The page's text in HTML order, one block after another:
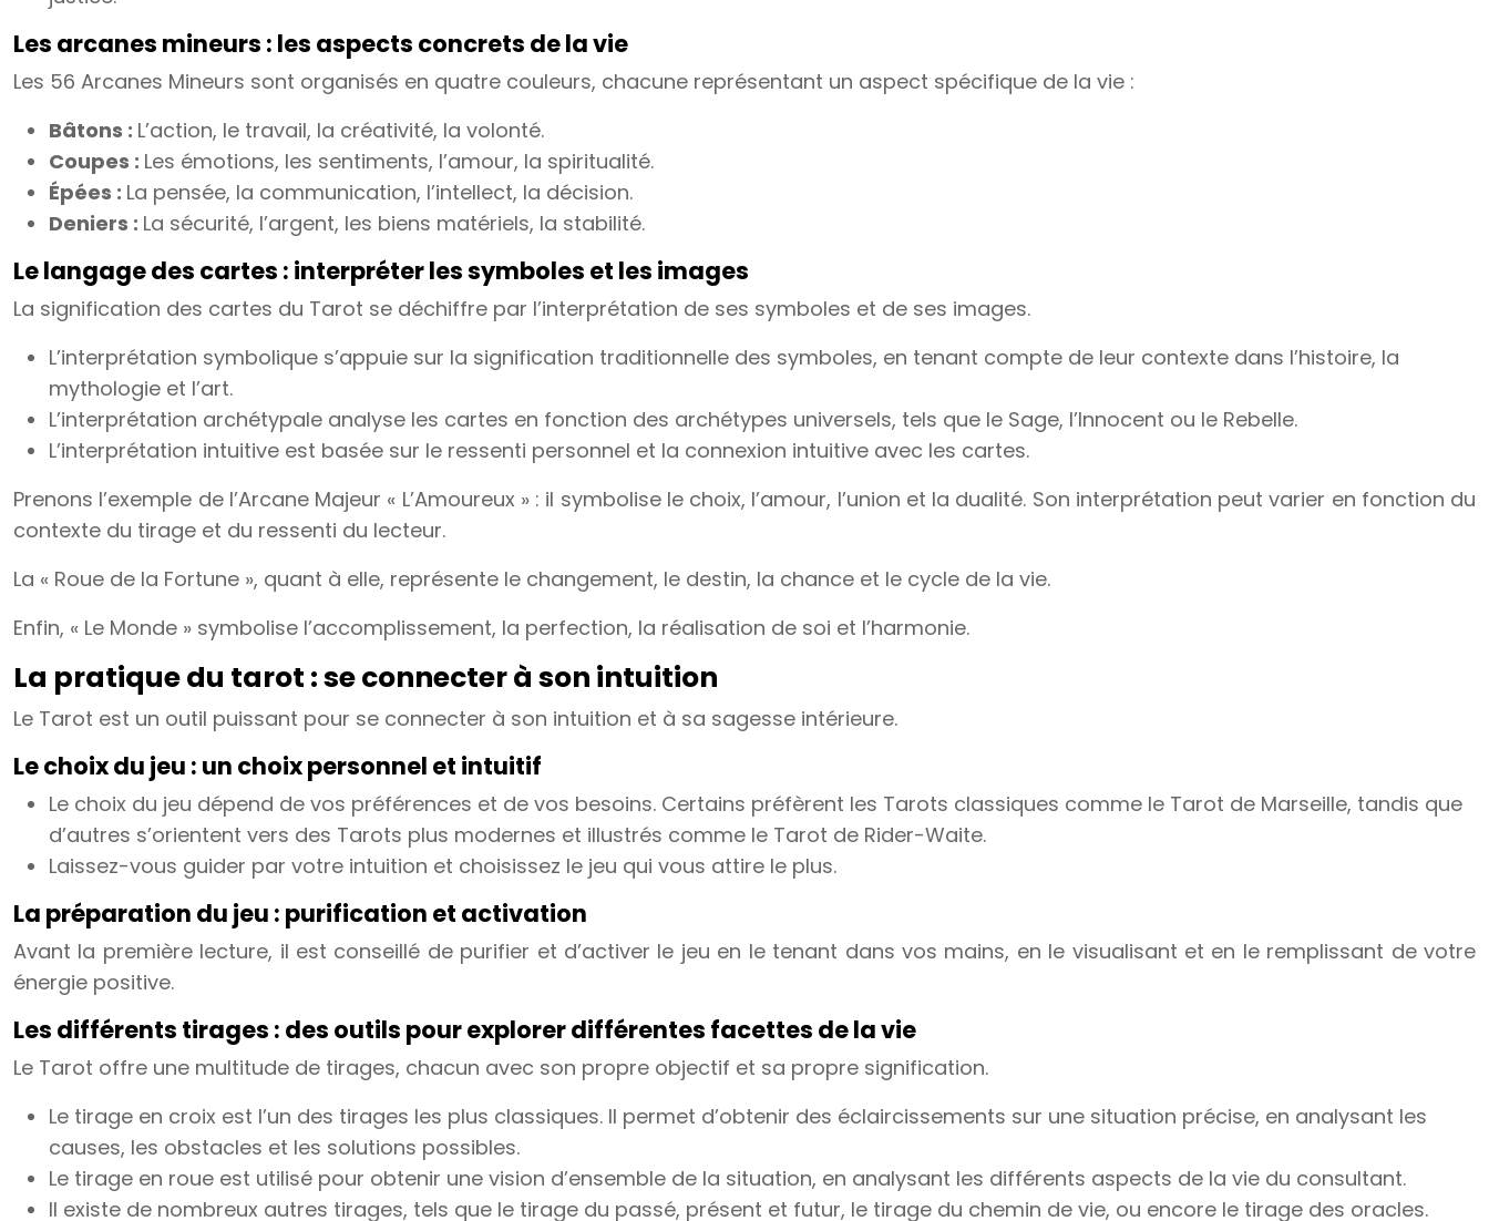
Les arcanes mineurs : les aspects concrets de la vie
Les 56 Arcanes Mineurs sont organisés en quatre couleurs, chacune représentant un aspect spécifique de la vie :
Bâtons : L’action, le travail, la créativité, la volonté.
Coupes : Les émotions, les sentiments, l’amour, la spiritualité.
Épées : La pensée, la communication, l’intellect, la décision.
Deniers : La sécurité, l’argent, les biens matériels, la stabilité.
Le langage des cartes : interpréter les symboles et les images
La signification des cartes du Tarot se déchiffre par l’interprétation de ses symboles et de ses images.
L’interprétation symbolique s’appuie sur la signification traditionnelle des symboles, en tenant compte de leur contexte dans l’histoire, la
mythologie et l’art.
L’interprétation archétypale analyse les cartes en fonction des archétypes universels, tels que le Sage, l’Innocent ou le Rebelle.
L’interprétation intuitive est basée sur le ressenti personnel et la connexion intuitive avec les cartes.
Prenons l’exemple de l’Arcane Majeur « L’Amoureux » : il symbolise le choix, l’amour, l’union et la dualité. Son interprétation peut varier en fonction du
contexte du tirage et du ressenti du lecteur.
La « Roue de la Fortune », quant à elle, représente le changement, le destin, la chance et le cycle de la vie.
Enfin, « Le Monde » symbolise l’accomplissement, la perfection, la réalisation de soi et l’harmonie.
La pratique du tarot : se connecter à son intuition
Le Tarot est un outil puissant pour se connecter à son intuition et à sa sagesse intérieure.
Le choix du jeu : un choix personnel et intuitif
Le choix du jeu dépend de vos préférences et de vos besoins. Certains préfèrent les Tarots classiques comme le Tarot de Marseille, tandis que
d’autres s’orientent vers des Tarots plus modernes et illustrés comme le Tarot de Rider-Waite.
Laissez-vous guider par votre intuition et choisissez le jeu qui vous attire le plus.
La préparation du jeu : purification et activation
Avant la première lecture, il est conseillé de purifier et d’activer le jeu en le tenant dans vos mains, en le visualisant et en le remplissant de votre
énergie positive.
Les différents tirages : des outils pour explorer différentes facettes de la vie
Le Tarot offre une multitude de tirages, chacun avec son propre objectif et sa propre signification.
Le tirage en croix est l’un des tirages les plus classiques. Il permet d’obtenir des éclaircissements sur une situation précise, en analysant les
causes, les obstacles et les solutions possibles.
Le tirage en roue est utilisé pour obtenir une vision d’ensemble de la situation, en analysant les différents aspects de la vie du consultant.
Il existe de nombreux autres tirages, tels que le tirage du passé, présent et futur, le tirage du chemin de vie, ou encore le tirage des oracles.